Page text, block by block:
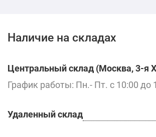
Наличие на складах
Центральный склад (Москва, 3-я
График работы: Пн.- Пт. с 10:00 до
Удаленный склад